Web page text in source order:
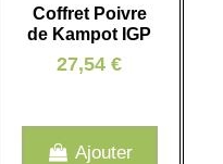
Coffret Poivre
de Kampot IGP
27,54 €
Ajouter